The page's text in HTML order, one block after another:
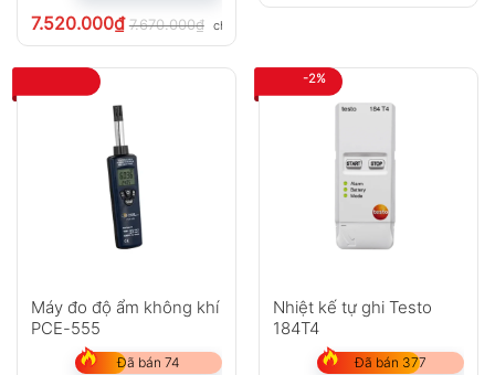
7.520.000₫ 7.670.000₫ chưa VAT 8%
Máy đo độ ẩm không khí
PCE-555
Đã bán 74
-2%
Nhiệt kế tự ghi Testo
184T4
Đã bán 377